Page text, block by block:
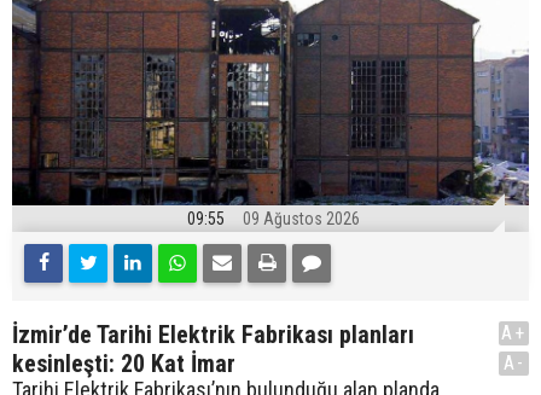
09:55 09 Ağustos 2026
İzmir’de Tarihi Elektrik Fabrikası planları
kesinleşti: 20 Kat İmar
Tarihi Elektrik Fabrikası’nın bulunduğu alan planda
A+
A-